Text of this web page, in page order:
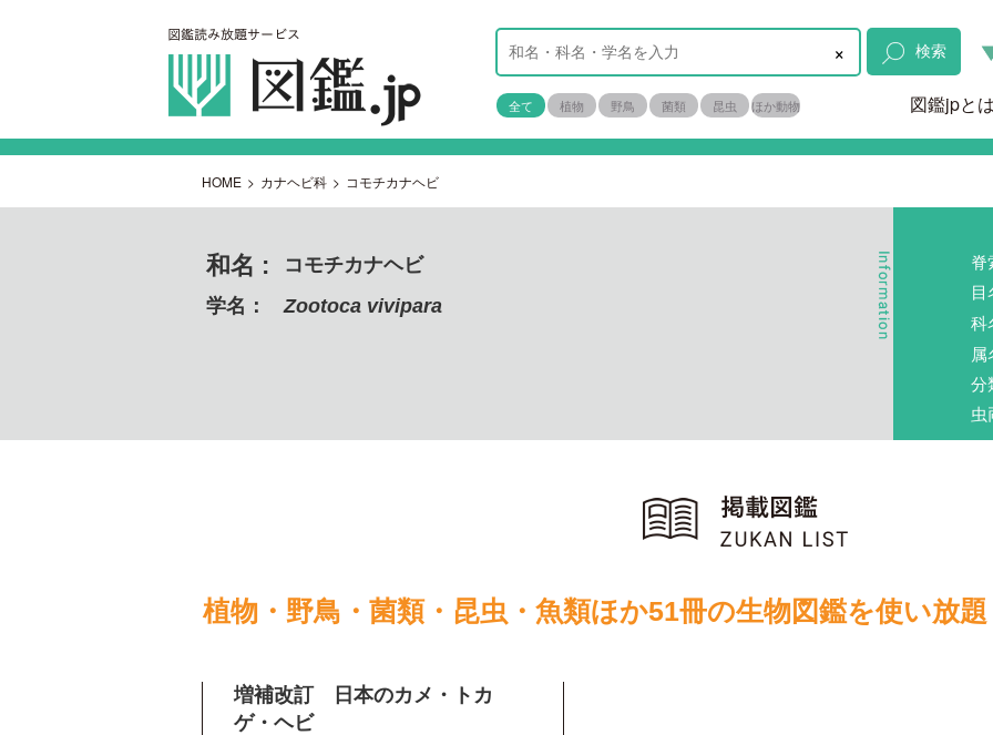
× 検索
全て 植物 野鳥 菌類 昆虫 ほか動物 図鑑jpと
HOME > カナヘビ科 > コモチカナヘビ
和名 :
コモチカナヘビ
学名：
Zootoca vivipara
脊
科
分
虫
植物・野鳥・菌類・昆虫・魚類ほか51冊の生物図鑑を使い放題
増補改訂 日本のカメ・トカ
ゲ・ヘビ